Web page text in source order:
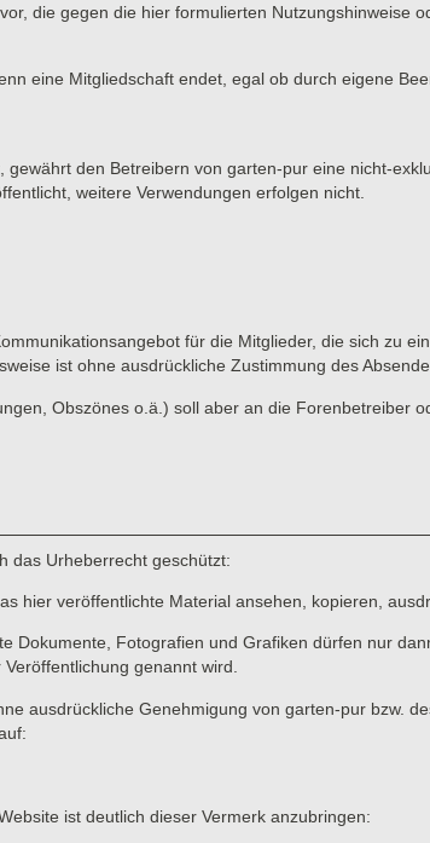
die gegen die hier formulierten Nutzungshinweise
eine Mitgliedschaft endet, egal ob durch eigene
den Betreibern von garten-pur eine nicht-
weitere Verwendungen erfolgen nicht.
für die Mitglieder, die sich zu
ist ohne ausdrückliche Zustimmung des
Obszönes o.ä.) soll aber an die Forenbetreiber
das Urheberrecht geschützt:
hier veröffentlichte Material ansehen, kopieren,
Dokumente, Fotografien und Grafiken dürfen nur
genannt wird.
ausdrückliche Genehmigung von garten-pur bzw.
ist deutlich dieser Vermerk anzubringen: